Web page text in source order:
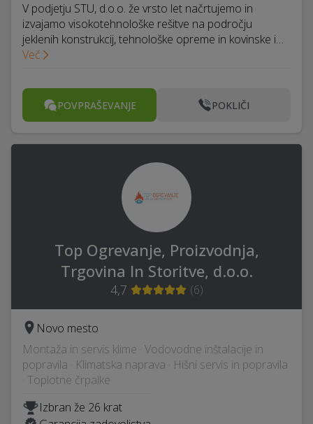
V podjetju STU, d.o.o. že vrsto let načrtujemo in
izvajamo visokotehnološke rešitve na področju
jeklenih konstrukcij, tehnološke opreme in kovinske i…
Več
POVPRAŠEVANJE POKLIČI
Top Ogrevanje, Proizvodnja,
Trgovina In Storitve, d.o.o.
4,7 (6)
Novo mesto
Montaža in servis klime · Vodovodne inštalacije in
popravila · Klimatska naprava · Hišni servis in popravila
· Toplotne črpalke
Izbran že 26 krat